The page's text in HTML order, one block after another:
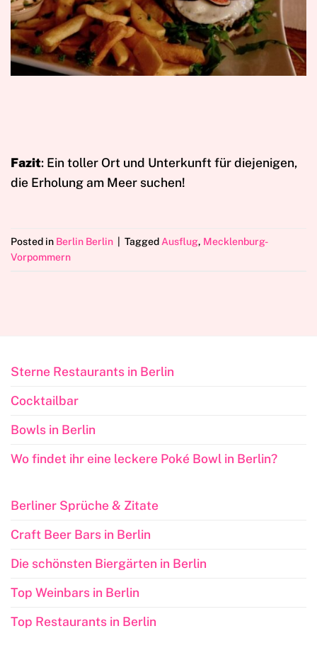
Fazit: Ein toller Ort und Unterkunft für diejenigen,
die Erholung am Meer suchen!
Posted in Berlin Berlin Tagged Ausflug, Mecklenburg-
Vorpommern
Sterne Restaurants in Berlin
Cocktailbar
Bowls in Berlin
Wo findet ihr eine leckere Poké Bowl in Berlin?
Berliner Sprüche & Zitate
Craft Beer Bars in Berlin
Die schönsten Biergärten in Berlin
Top Weinbars in Berlin
Top Restaurants in Berlin